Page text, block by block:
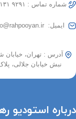
شماره تماس : ۹۲۹۱ ۹۱۳۱ – ۰۲۱
ایمیل: studio@rahpooyan.ir
آدرس : تهران، خیابان
نبش خیابان جلالی، پلاک ۱۱، واحد
درباره استودیو